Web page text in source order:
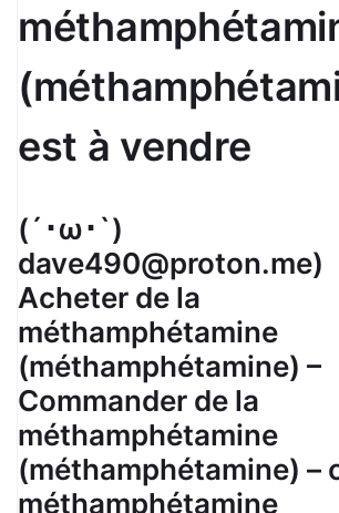
est à vendre
(´･ω･`)
dave490@proton.me)
Acheter de la
méthamphétamine
(méthamphétamine) –
Commander de la
méthamphétamine
(méthamphétamine) –
méthamphétamine